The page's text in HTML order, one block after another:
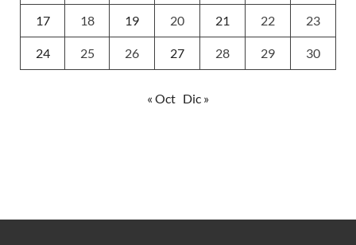
17 18 19 20 21 22 23
24 25 26 27 28 29 30
« Oct Dic »